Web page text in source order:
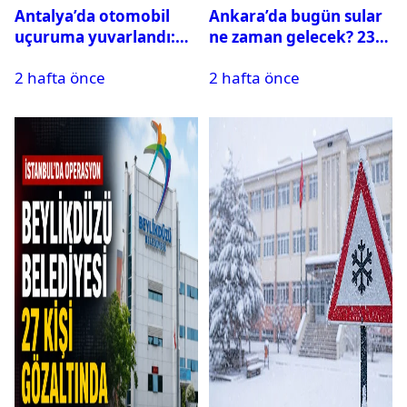
Antalya’da otomobil
uçuruma yuvarlandı:
var
2 hafta önce
Ankara’da bugün sular
ne zaman gelecek? 23
su kesintisi sorgulama
2 hafta önce